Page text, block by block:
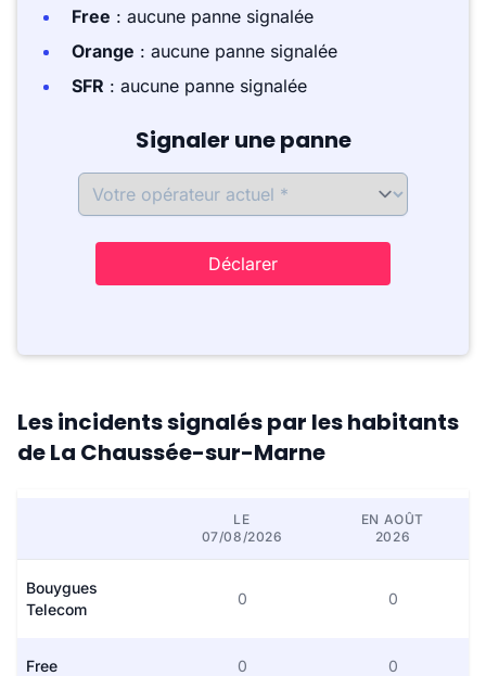
Free : aucune panne signalée
Orange : aucune panne signalée
SFR : aucune panne signalée
Signaler une panne
Déclarer
Les incidents signalés par les habitants
de La Chaussée-sur-Marne
LE
07/08/2026
EN AOÛT
2026
Bouygues
Telecom
0 0
Free 0 0